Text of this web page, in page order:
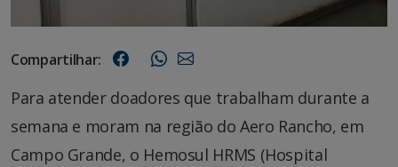
Compartilhar:
Para atender doadores que trabalham durante a
semana e moram na região do Aero Rancho, em
Campo Grande, o Hemosul HRMS (Hospital